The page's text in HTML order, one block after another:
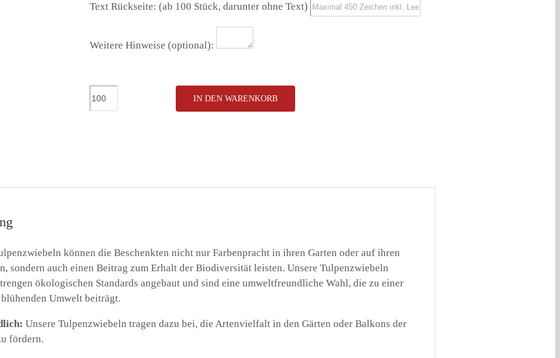
Text Rückseite: (ab 100 Stück, darunter ohne Text)
Weitere Hinweise (optional):
Union
6
IN DEN WARENKORB
können die Beschenkten nicht nur Farbenpracht in ihren Garten oder auf ihren
sondern auch einen Beitrag zum Erhalt der Biodiversität leisten. Unsere Tulpenzwiebeln
ökologischen Standards angebaut und sind eine umweltfreundliche Wahl, die zu einer
Umwelt beiträgt.
Unsere Tulpenzwiebeln tragen dazu bei, die Artenvielfalt in den Gärten oder Balkons der
fördern.